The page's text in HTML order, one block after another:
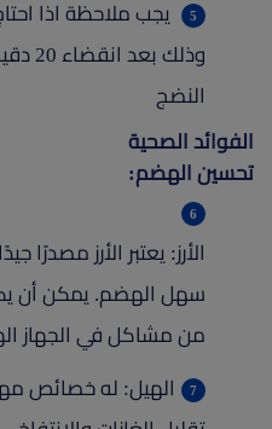
يجب ملاحظة اذا
وذلك
النضج
الفوائد الصحية
تحسين الهضم:
الأرز: يعتبر الأرز مصدرًا
سهل الهضم. يمكن أن
من مشاكل في الجهاز
الهيل: له خصائص